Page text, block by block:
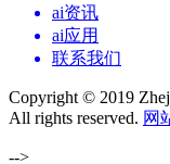
ai资讯
ai应用
联系我们
Copyright © 2019
All rights reserved. 网
-->